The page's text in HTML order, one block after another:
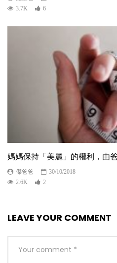
3.7K
6
媽媽保持「美麗」的權利，由
傑爸爸
30/10/2018
2.6K
2
LEAVE YOUR COMMENT